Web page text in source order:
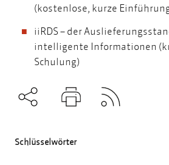
(kostenlose, kurze
iiRDS – der
intelligente Informationen
Schulung)
Schlüsselwörter